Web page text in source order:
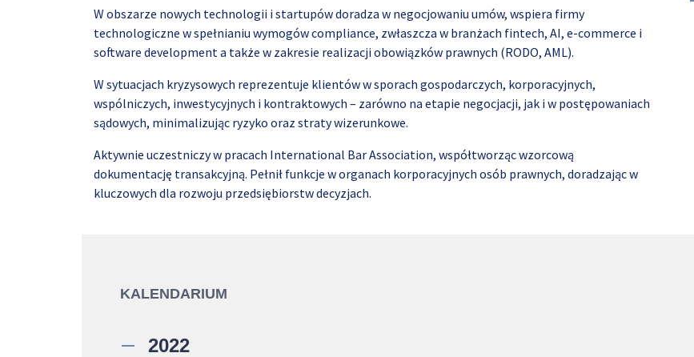
W obszarze nowych technologii i startupów doradza w negocjowaniu umów, wspiera firmy
technologiczne w spełnianiu wymogów compliance, zwłaszcza w branżach fintech, AI, e-commerce i
software development a także w zakresie realizacji obowiązków prawnych (RODO, AML).
W sytuacjach kryzysowych reprezentuje klientów w sporach gospodarczych, korporacyjnych,
wspólniczych, inwestycyjnych i kontraktowych – zarówno na etapie negocjacji, jak i w postępowaniach
sądowych, minimalizując ryzyko oraz straty wizerunkowe.
Aktywnie uczestniczy w pracach International Bar Association, współtworząc wzorcową
dokumentację transakcyjną. Pełnił funkcje w organach korporacyjnych osób prawnych, doradzając w
kluczowych dla rozwoju przedsiębiorstw decyzjach.
KALENDARIUM
2022